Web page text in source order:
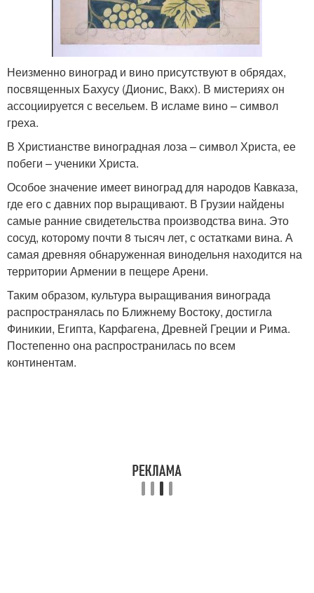
Неизменно виноград и вино присутствуют в обрядах,
посвященных Бахусу (Дионис, Вакх). В мистериях он
ассоциируется с весельем. В исламе вино – символ
греха.
В Христианстве виноградная лоза – символ Христа, ее
побеги – ученики Христа.
Особое значение имеет виноград для народов Кавказа,
где его с давних пор выращивают. В Грузии найдены
самые ранние свидетельства производства вина. Это
сосуд, которому почти 8 тысяч лет, с остатками вина. А
самая древняя обнаруженная винодельня находится на
территории Армении в пещере Арени.
Таким образом, культура выращивания винограда
распространялась по Ближнему Востоку, достигла
Финикии, Египта, Карфагена, Древней Греции и Рима.
Постепенно она распространилась по всем
континентам.